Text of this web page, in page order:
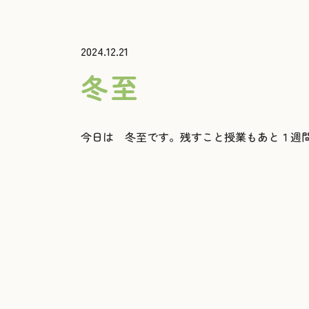
2024.12.21
冬至
今日は 冬至です。残すこと授業もあと１週